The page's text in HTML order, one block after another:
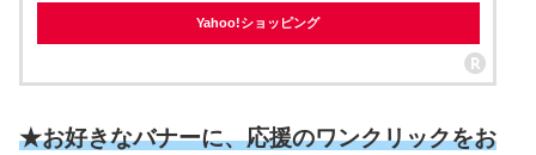
Yahoo!ショッピング
★お好きなバナーに、応援のワンクリックをお